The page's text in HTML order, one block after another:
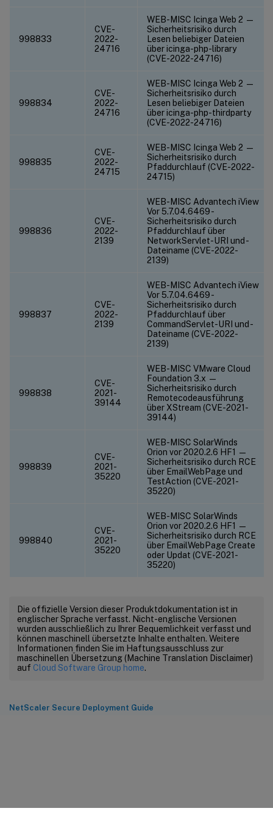
998833
CVE-
2022-
24716
WEB-MISC Icinga Web 2 —
Sicherheitsrisiko durch
Lesen beliebiger Dateien
über icinga-php-library
(CVE-2022-24716)
998834
CVE-
2022-
24716
WEB-MISC Icinga Web 2 —
Sicherheitsrisiko durch
Lesen beliebiger Dateien
über icinga-php-thirdparty
(CVE-2022-24716)
998835
CVE-
2022-
24715
WEB-MISC Icinga Web 2 —
Sicherheitsrisiko durch
Pfaddurchlauf (CVE-2022-
24715)
998836
CVE-
2022-
2139
WEB-MISC Advantech iView
Vor 5.7.04.6469 -
Sicherheitsrisiko durch
Pfaddurchlauf über
NetworkServlet-URI und -
Dateiname (CVE-2022-
2139)
998837
CVE-
2022-
2139
WEB-MISC Advantech iView
Vor 5.7.04.6469 -
Sicherheitsrisiko durch
Pfaddurchlauf über
CommandServlet-URI und -
Dateiname (CVE-2022-
2139)
998838
CVE-
2021-
39144
WEB-MISC VMware Cloud
Foundation 3.x —
Sicherheitsrisiko durch
Remotecodeausführung
über XStream (CVE-2021-
39144)
998839
CVE-
2021-
35220
WEB-MISC SolarWinds
Orion vor 2020.2.6 HF1 —
Sicherheitsrisiko durch RCE
über EmailWebPage und
TestAction (CVE-2021-
35220)
998840
CVE-
2021-
35220
WEB-MISC SolarWinds
Orion vor 2020.2.6 HF1 —
Sicherheitsrisiko durch RCE
über EmailWebPage Create
oder Updat (CVE-2021-
35220)
Die offizielle Version dieser Produktdokumentation ist in
englischer Sprache verfasst. Nicht-englische Versionen
wurden ausschließlich zu Ihrer Bequemlichkeit verfasst und
können maschinell übersetzte Inhalte enthalten. Weitere
Informationen finden Sie im Haftungsausschluss zur
maschinellen Übersetzung (Machine Translation Disclaimer)
auf Cloud Software Group home.
NetScaler Secure Deployment Guide